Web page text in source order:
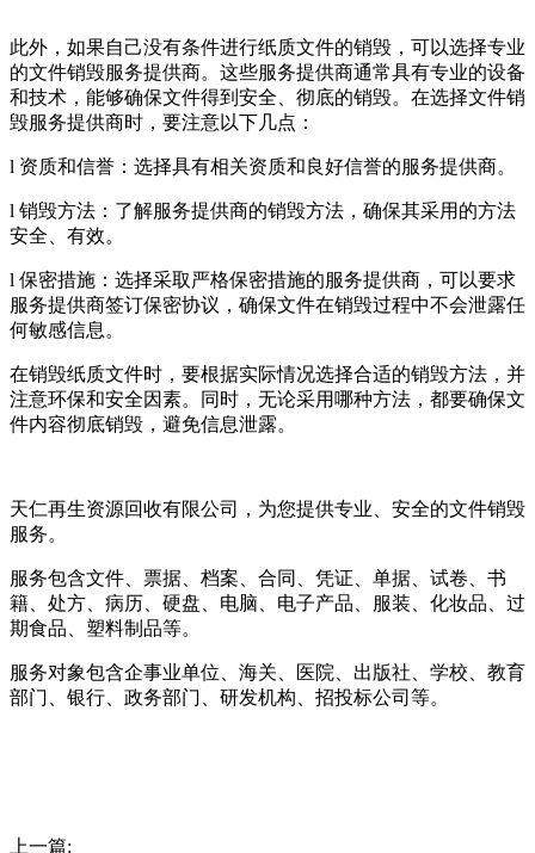
此外，如果自己没有条件进行纸质文件的销毁，可以选择专业
的文件销毁服务提供商。这些服务提供商通常具有专业的设备
和技术，能够确保文件得到安全、彻底的销毁。在选择文件销
毁服务提供商时，要注意以下几点：
l 资质和信誉：选择具有相关资质和良好信誉的服务提供商。
l 销毁方法：了解服务提供商的销毁方法，确保其采用的方法
安全、有效。
l 保密措施：选择采取严格保密措施的服务提供商，可以要求
服务提供商签订保密协议，确保文件在销毁过程中不会泄露任
何敏感信息。
在销毁纸质文件时，要根据实际情况选择合适的销毁方法，并
注意环保和安全因素。同时，无论采用哪种方法，都要确保文
件内容彻底销毁，避免信息泄露。
天仁再生资源回收有限公司，为您提供专业、安全的文件销毁
服务。
服务包含文件、票据、档案、合同、凭证、单据、试卷、书
籍、处方、病历、硬盘、电脑、电子产品、服装、化妆品、过
期食品、塑料制品等。
服务对象包含企事业单位、海关、医院、出版社、学校、教育
部门、银行、政务部门、研发机构、招投标公司等。
上一篇: